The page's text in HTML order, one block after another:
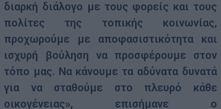
διαρκή διάλογο με τους φορείς και τους
πολίτες της τοπικής κοινωνίας,
προχωρούμε με αποφασιστικότητα και
ισχυρή βούληση να προσφέρουμε στον
τόπο μας. Να κάνουμε τα αδύνατα δυνατά
για να σταθούμε στο πλευρό κάθε
οικογένειας», επισήμανε ο